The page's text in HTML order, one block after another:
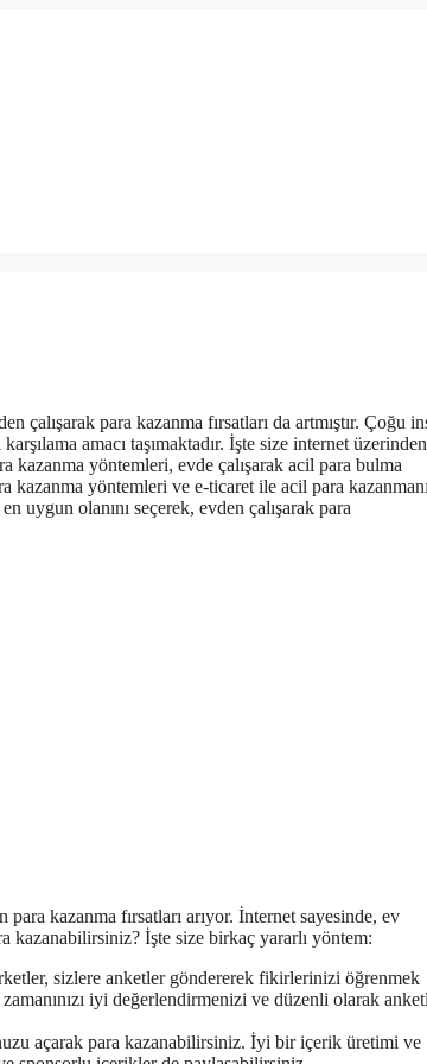
çalışarak para kazanma fırsatları da artmıştır. Çoğu
amacı taşımaktadır. İşte size internet
kazanma yöntemleri, evde çalışarak acil para bulma
kazanma yöntemleri ve e-ticaret ile acil para
uygun olanını seçerek, evden çalışarak para
kazanma fırsatları arıyor. İnternet sayesinde, ev
kazanabilirsiniz? İşte size birkaç yararlı yöntem:
sizlere anketler göndererek fikirlerinizi öğrenmek
iyi değerlendirmenizi ve düzenli olarak
açarak para kazanabilirsiniz. İyi bir içerik üretimi ve